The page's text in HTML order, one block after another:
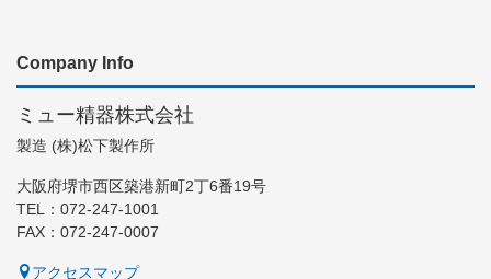
Company Info
ミュー精器株式会社
製造 (株)松下製作所
大阪府堺市西区築港新町2丁6番19号
TEL：072-247-1001
FAX：072-247-0007
アクセスマップ